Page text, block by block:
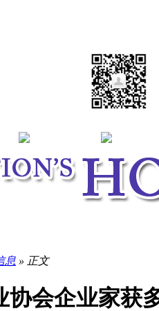
息 » 正文
协会企业家获